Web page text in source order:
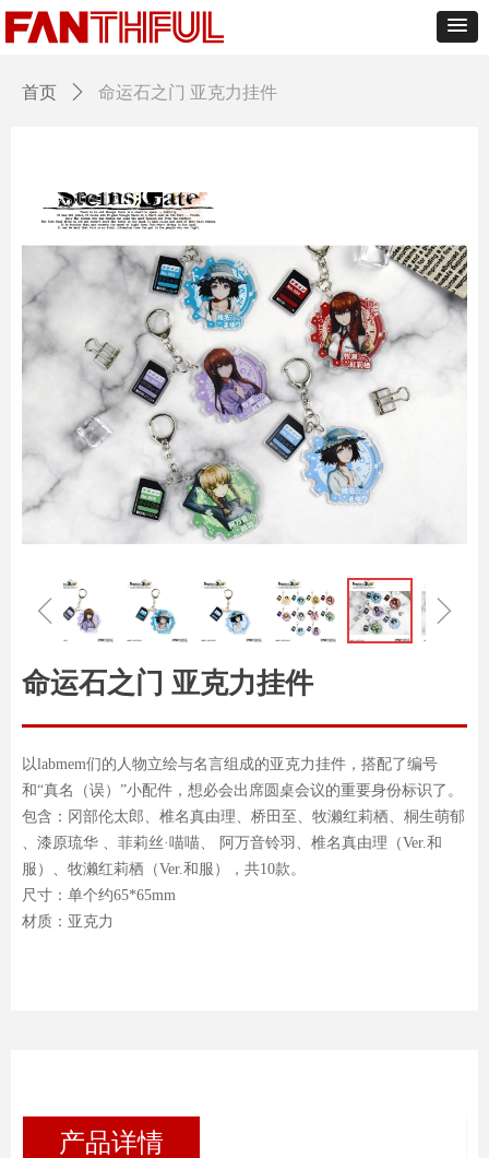
首页 ꄲ 命运石之门 亚克力挂件
ꁆ ꁇ
命运石之门 亚克力挂件
以labmem们的人物立绘与名言组成的亚克力挂件，搭配了编号
和“真名（误）”小配件，想必会出席圆桌会议的重要身份标识了。
包含：冈部伦太郎、椎名真由理、桥田至、牧濑红莉栖、桐生萌郁
、漆原琉华 、菲莉丝·喵喵、 阿万音铃羽、椎名真由理（Ver.和
服）、牧濑红莉栖（Ver.和服），共10款。
尺寸：单个约65*65mm
材质：亚克力
产品详情